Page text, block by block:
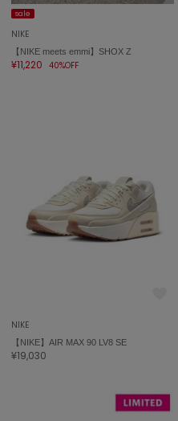
sale
NIKE
【NIKE meets emmi】SHOX Z
¥11,220 40%OFF
NIKE
【NIKE】AIR MAX 90 LV8 SE
¥19,030